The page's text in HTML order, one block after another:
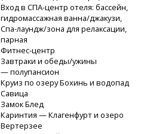
Входв СПА-центр отеля: бассейн,
гидромассажная ванна/джакузи,
Спа-лаундж/зона для релаксации,
парная
Фитнес-центр
Завтраки и обеды/ужины
— полупансион
Круиз по озеру Бохинь и водопад
Савица
Замок Блед
Каринтия — Клагенфурт и озеро
Вертерзее